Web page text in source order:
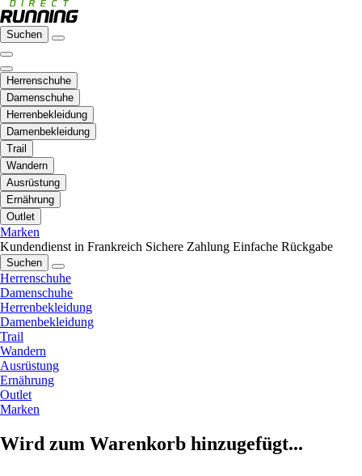
Suchen
Herrenschuhe
Damenschuhe
Herrenbekleidung
Damenbekleidung
Trail
Wandern
Ausrüstung
Ernährung
Outlet
Marken
Kundendienst in Frankreich Sichere Zahlung Einfache Rückgabe
Suchen
Herrenschuhe
Damenschuhe
Herrenbekleidung
Damenbekleidung
Trail
Wandern
Ausrüstung
Ernährung
Outlet
Marken
Wird zum Warenkorb hinzugefügt...